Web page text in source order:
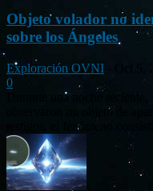
Objeto volador no
sobre los Ángeles
Exploración OVNI
0
Durante una noche
observaron un objeto de
testigos, el fenómeno